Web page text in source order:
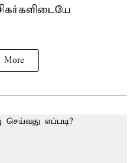
More